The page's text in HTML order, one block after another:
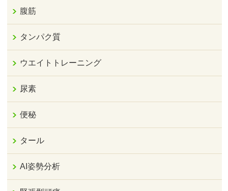
腹筋
タンパク質
ウエイトトレーニング
尿素
便秘
タール
AI姿勢分析